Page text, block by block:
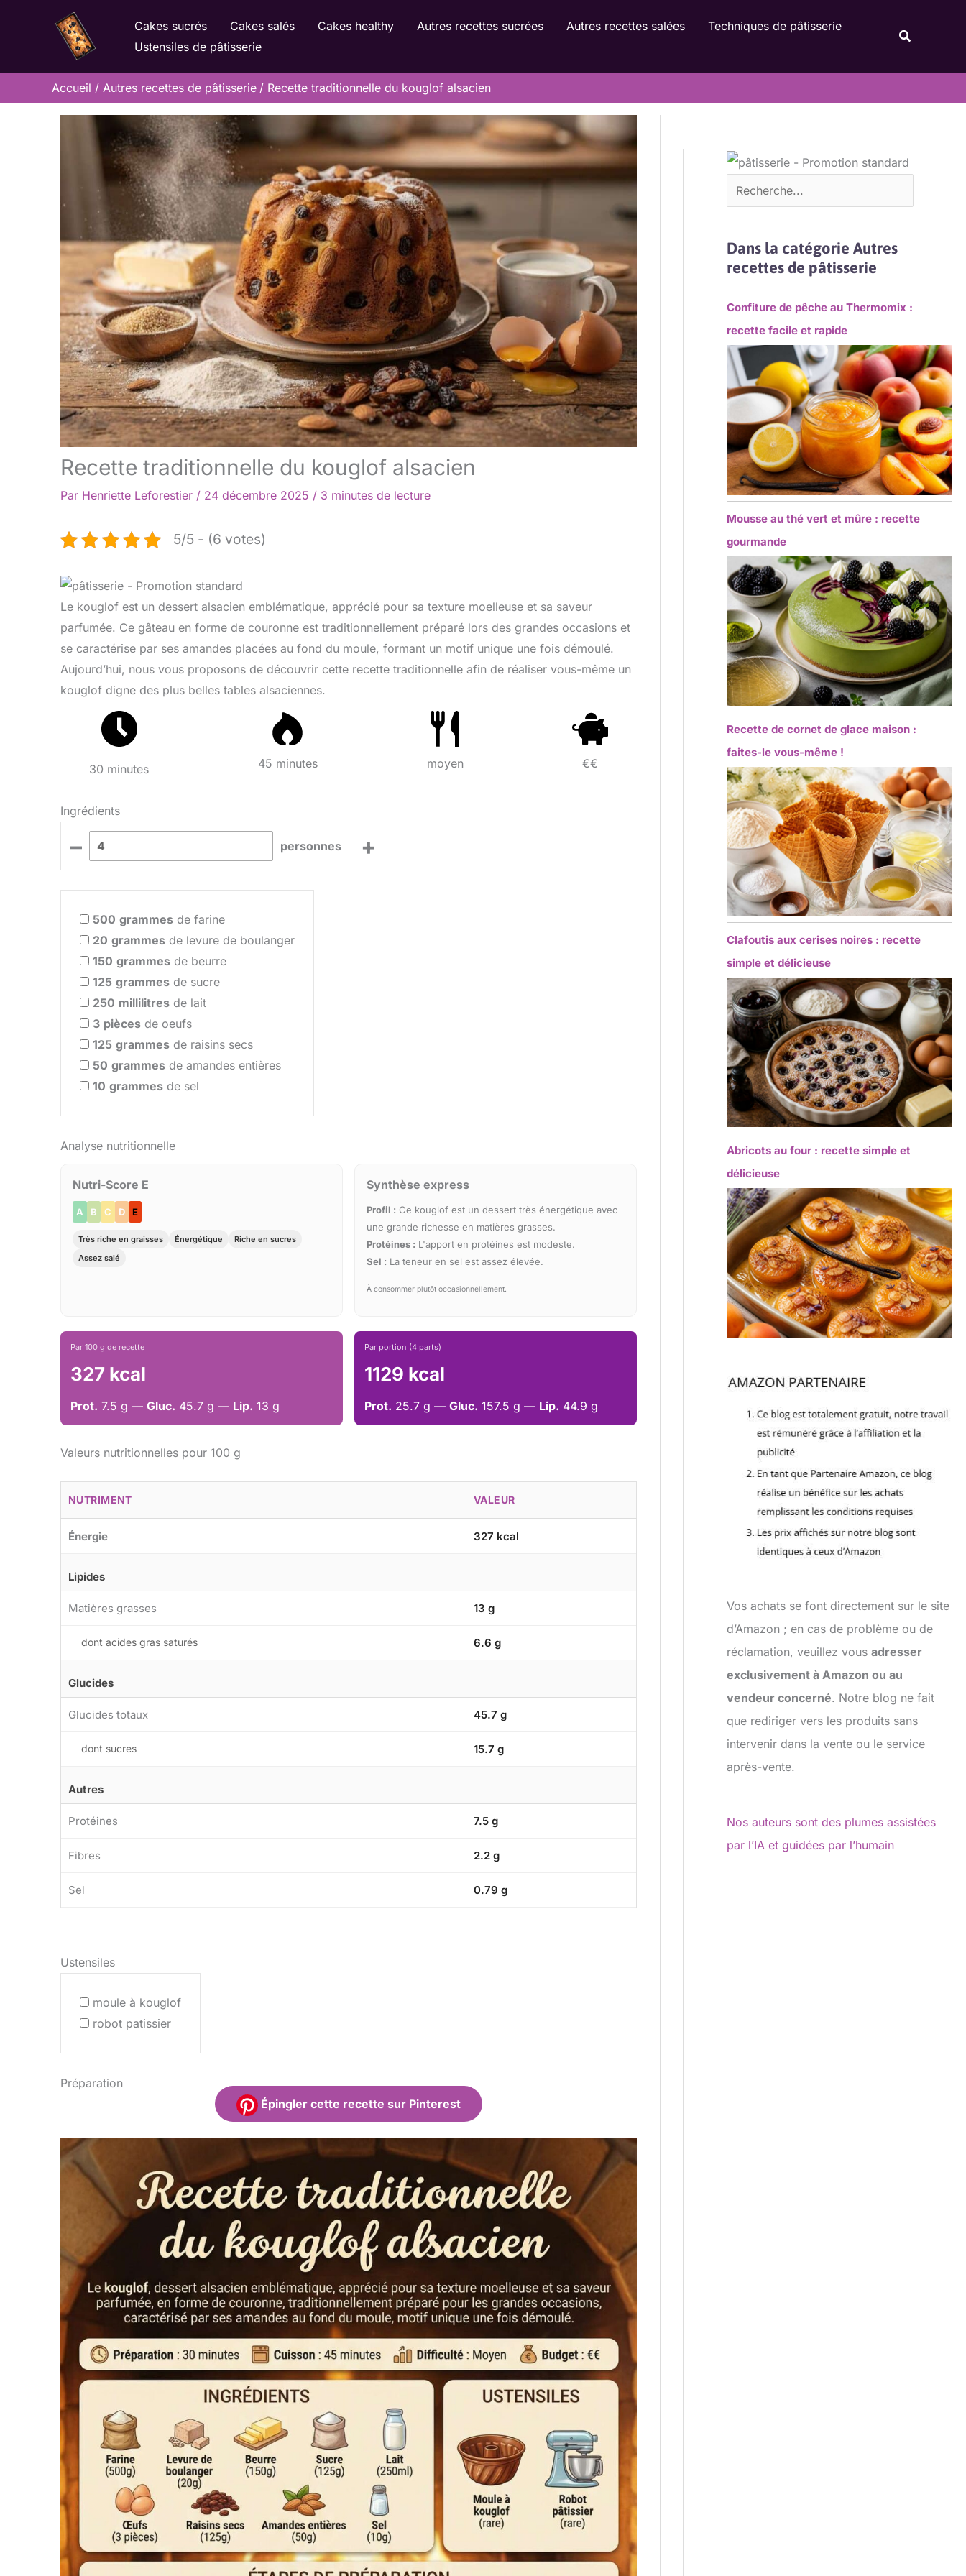
Cakes sucrés Cakes salés Cakes healthy Autres recettes sucrées Autres recettes salées
Techniques de pâtisserie
Ustensiles de pâtisserie
Accueil Autres recettes de pâtisserie Recette traditionnelle du kouglof alsacien
Recette traditionnelle du kouglof alsacien
Par Henriette Leforestier / 24 décembre 2025 / 3 minutes de lecture
5/5 - (6 votes)
Le kouglof est un dessert alsacien emblématique, apprécié pour sa texture moelleuse et sa saveur
parfumée. Ce gâteau en forme de couronne est traditionnellement préparé lors des grandes occasions et
se caractérise par ses amandes placées au fond du moule, formant un motif unique une fois démoulé.
Aujourd’hui, nous vous proposons de découvrir cette recette traditionnelle afin de réaliser vous-même un
kouglof digne des plus belles tables alsaciennes.
30 minutes 45 minutes moyen €€
Ingrédients
– personnes +
500 grammes de farine
20 grammes de levure de boulanger
150 grammes de beurre
125 grammes de sucre
250 millilitres de lait
3 pièces de oeufs
125 grammes de raisins secs
50 grammes de amandes entières
10 grammes de sel
Analyse nutritionnelle
Nutri-Score E
A B C D E
Très riche en graisses Énergétique
Riche en sucres
Assez salé
Synthèse express
Profil : Ce kouglof est un dessert très énergétique avec
une grande richesse en matières grasses.
Protéines : L'apport en protéines est modeste.
Sel : La teneur en sel est assez élevée.
À consommer plutôt occasionnellement.
Par 100 g de recette
327 kcal
Prot. 7.5 g — Gluc. 45.7 g — Lip. 13 g
Par portion (4 parts)
1129 kcal
Prot. 25.7 g —Gluc. 157.5 g — Lip. 44.9 g
Valeurs nutritionnelles pour 100 g
NUTRIMENT VALEUR
Énergie 327 kcal
Lipides
Matières grasses 13 g
dont acides gras saturés 6.6 g
Glucides
Glucides totaux 45.7 g
dont sucres 15.7 g
Autres
Protéines 7.5 g
Fibres 2.2 g
Sel 0.79 g
Ustensiles
moule à kouglof
robot patissier
Préparation
Épingler cette recette sur Pinterest
Dans la catégorie Autres
recettes de pâtisserie
Confiture de pêche au Thermomix :
recette facile et rapide
Mousse au thé vert et mûre : recette
gourmande
Recette de cornet de glace maison :
faites-le vous-même !
Clafoutis aux cerises noires : recette
simple et délicieuse
Abricots au four : recette simple et
délicieuse
Vos achats se font directement sur le site
d’Amazon ; en cas de problème ou de
réclamation, veuillez vousadresser
exclusivement à Amazon ou au
vendeur concerné. Notre blog ne fait
que rediriger vers les produits sans
intervenir dans la vente ou le service
après-vente.
Nos auteurs sont des plumes assistées
par l’IA et guidées par l’humain